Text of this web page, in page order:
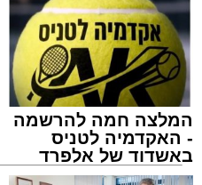
המלצה חמה להרשמה
- האקדמיה לטניס
באשדוד של אלפרד
קריאולנסקי - לילדים